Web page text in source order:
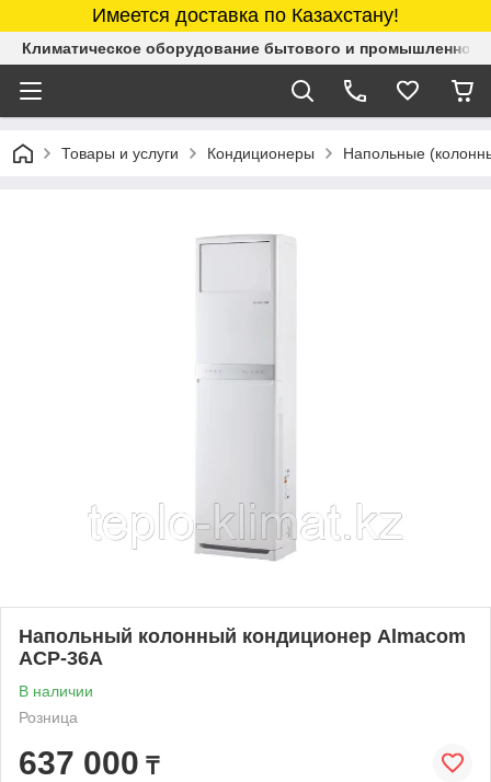
Имеется доставка по Казахстану!
Климатическое оборудование бытового и промышленного
Товары и услуги Кондиционеры Напольные
Напольный колонный кондиционер Almacom
ACP-36A
В наличии
Розница
637 000 ₸